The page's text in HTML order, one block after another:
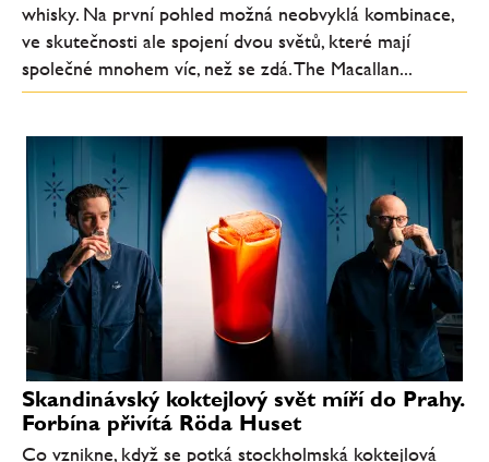
whisky. Na první pohled možná neobvyklá kombinace,
ve skutečnosti ale spojení dvou světů, které mají
společné mnohem víc, než se zdá. The Macallan...
Skandinávský koktejlový svět míří do Prahy.
Forbína přivítá Röda Huset
Co vznikne, když se potká stockholmská koktejlová